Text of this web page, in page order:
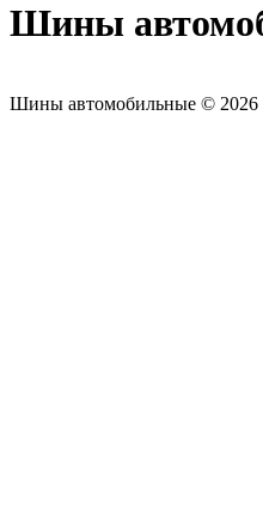
Шины
Шины автомобильные © 2026